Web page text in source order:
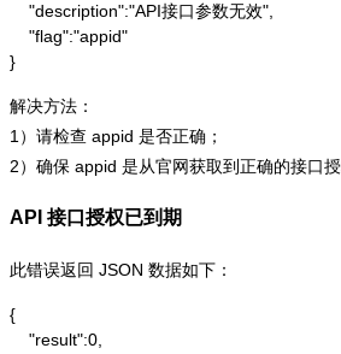
    "description":"API接口参数无效",
    "flag":"appid"
}
解决方法：
1）请检查 appid 是否正确；
2）确保 appid 是从官网获取到正确的接口授
API 接口授权已到期
此错误返回 JSON 数据如下：
{
    "result":0,